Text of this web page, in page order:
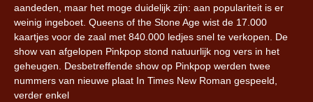
aandeden, maar het moge duidelijk zijn: aan populariteit is er
weinig ingeboet. Queens of the Stone Age wist de 17.000
kaartjes voor de zaal met 840.000 ledjes snel te verkopen. De
show van afgelopen Pinkpop stond natuurlijk nog vers in het
geheugen. Desbetreffende show op Pinkpop werden twee
nummers van nieuwe plaat In Times New Roman gespeeld,
verder enkel